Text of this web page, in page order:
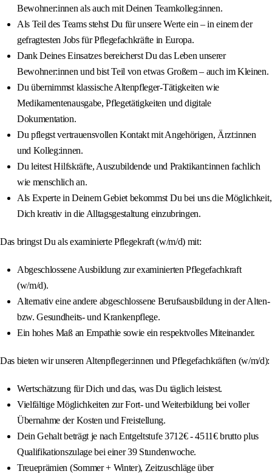
Bewohner:innen als auch mit Deinen Teamkolleg:innen.
Als Teil des Teams stehst Du für unsere Werte ein – in einem der
gefragtesten Jobs für Pflegefachkräfte in Europa.
Dank Deines Einsatzes bereicherst Du das Leben unserer
Bewohner:innen und bist Teil von etwas Großem – auch im Kleinen.
Du übernimmst klassische Altenpfleger-Tätigkeiten wie
Medikamentenausgabe, Pflegetätigkeiten und digitale
Dokumentation.
Du pflegst vertrauensvollen Kontakt mit Angehörigen, Ärzt:innen
und Kolleg:innen.
Du leitest Hilfskräfte, Auszubildende und Praktikant:innen fachlich
wie menschlich an.
Als Experte in Deinem Gebiet bekommst Du bei uns die Möglichkeit,
Dich kreativ in die Alltagsgestaltung einzubringen.
Das bringst Du als examinierte Pflegekraft (w/m/d) mit:
Abgeschlossene Ausbildung zur examinierten Pflegefachkraft
(w/m/d).
Alternativ eine andere abgeschlossene Berufsausbildung in der Alten-
bzw. Gesundheits- und Krankenpflege.
Ein hohes Maß an Empathie sowie ein respektvolles Miteinander.
Das bieten wir unseren Altenpfleger:innen und Pflegefachkräften (w/m/d):
Wertschätzung für Dich und das, was Du täglich leistest.
Vielfältige Möglichkeiten zur Fort- und Weiterbildung bei voller
Übernahme der Kosten und Freistellung.
Dein Gehalt beträgt je nach Entgeltstufe 3712€ - 4511€ brutto plus
Qualifikationszulage bei einer 39 Stundenwoche.
Treueprämien (Sommer + Winter), Zeitzuschläge über